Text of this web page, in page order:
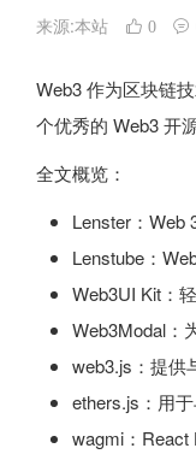
来源:本站 0
Web3 作为区块链
个优秀的 Web3 开
全文概览：
Lenster：Web
Lenstube：
Web3UI Kit：
Web3Modal：
web3.js：提供
ethers.js：用
wagmi：React